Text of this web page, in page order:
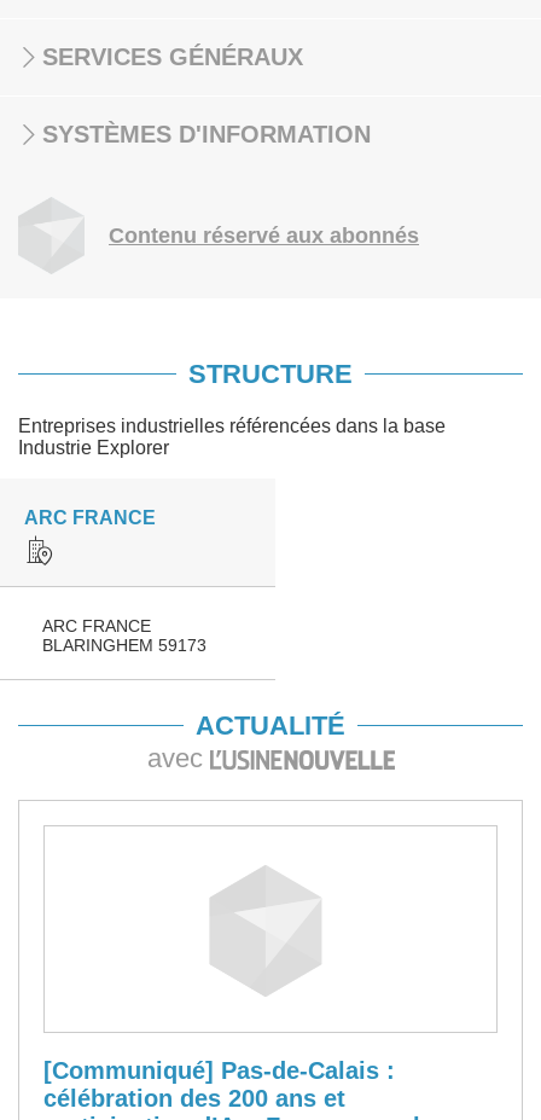
SERVICES GÉNÉRAUX
SYSTÈMES D'INFORMATION
Contenu réservé aux abonnés
STRUCTURE
Entreprises industrielles référencées dans la base
Industrie Explorer
ARC FRANCE
ARC FRANCE
BLARINGHEM 59173
ACTUALITÉ
avec
[Communiqué] Pas-de-Calais :
célébration des 200 ans et